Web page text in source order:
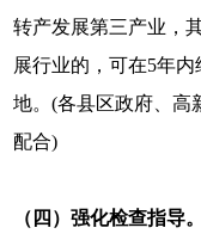
转产发展第三产业，
展行业的，可在5年
地。(各县区政府、高
配合)
（四）强化检查指导